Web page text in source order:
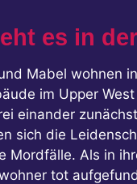
es in
Mabel wohnen
im Upper
einander
sich die
Mordfälle. Als in
tot